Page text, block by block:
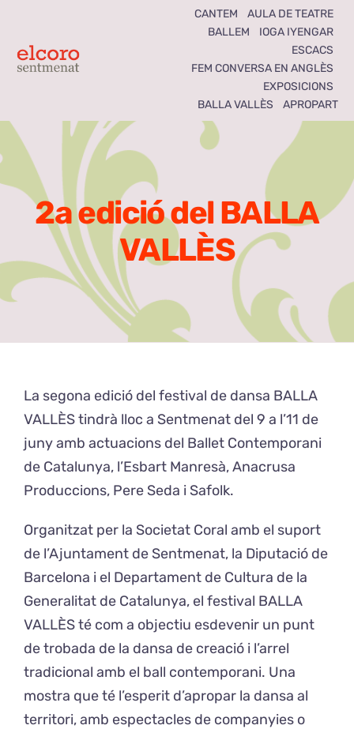
content
Toggle
Notícies
Seccions
El Coro som tots
Activitats
Exposicions
El Cafè del Coro
Teatre del Coro
Balla Vallès
CANTEM
AULA DE TEATRE
BALLEM
IOGA IYENGAR
ESCACS
FEM CONVERSA EN ANGLÈS
EXPOSICIONS
BALLA VALLÈS
APROPART
2a edició del BALLA
VALLÈS
La segona edició del festival de dansa BALLA
VALLÈS tindrà lloc a Sentmenat del 9 a l’11 de
juny amb actuacions del Ballet Contemporani
de Catalunya, l’Esbart Manresà, Anacrusa
Produccions, Pere Seda i Safolk.
Organitzat per la Societat Coral amb el suport
de l’Ajuntament de Sentmenat, la Diputació de
Barcelona i el Departament de Cultura de la
Generalitat de Catalunya, el festival BALLA
VALLÈS té com a objectiu esdevenir un punt
de trobada de la dansa de creació i l’arrel
tradicional amb el ball contemporani. Una
mostra que té l’esperit d’apropar la dansa al
territori, amb espectacles de companyies o